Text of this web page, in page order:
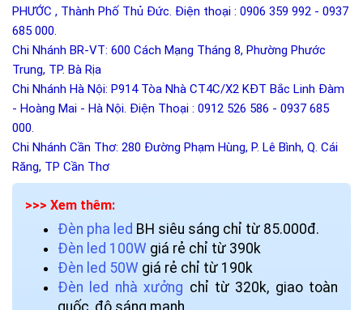
PHƯỚC , Thành Phố Thủ Đức. Điện thoại : 0906 359 992 - 0937
685 000.
Chi Nhánh BR-VT: 600 Cách Mạng Tháng 8, Phường Phước
Trung, TP. Bà Rịa
Chi Nhánh Hà Nội: P914 Tòa Nhà CT4C/X2 KĐT Bắc Linh Đàm
- Hoàng Mai - Hà Nội. Điện Thoại : 0912 526 586 - 0937 685
000.
Chi Nhánh Cần Thơ: 280 Đường Phạm Hùng, P. Lê Bình, Q. Cái
Răng, TP Cần Thơ
>>> Xem thêm:
Đèn pha led BH siêu sáng chỉ từ 85.000đ.
Đèn led 100W giá rẻ chỉ từ 390k
Đèn led 50W giá rẻ chỉ từ 190k
Đèn led nhà xưởng chỉ từ 320k, giao toàn
quốc, độ sáng mạnh